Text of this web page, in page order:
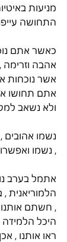
מניעות
התחושה
כאשר אתם
אהבה וזרימה
אשר נוכחות
אתם תחושו
ולא נשאב
נשמו
, נשמו
אתמל בערב
הלמוריאנית
, חשתם
היכל
ראו אותנו ,